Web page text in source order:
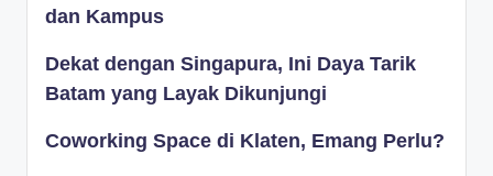
dan Kampus
Dekat dengan Singapura, Ini Daya Tarik
Batam yang Layak Dikunjungi
Coworking Space di Klaten, Emang Perlu?